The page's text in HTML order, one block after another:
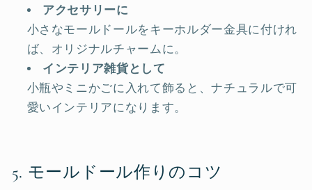
アクセサリーに
小さなモールドールをキーホルダー金具に付けれ
ば、オリジナルチャームに。
インテリア雑貨として
小瓶やミニかごに入れて飾ると、ナチュラルで可
愛いインテリアになります。
5. モールドール作りのコツ